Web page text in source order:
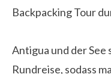
Backpacking Tour
Antigua und der See
Rundreise, sodass